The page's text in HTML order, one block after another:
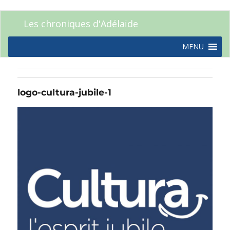
Les chroniques d'Adélaïde
MENU
logo-cultura-jubile-1